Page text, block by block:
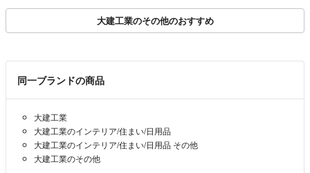
ット
大建工業のその他のおすすめ
同一ブランドの商品
大建工業
大建工業のインテリア/住まい/日用品
大建工業のインテリア/住まい/日用品 その他
大建工業のその他